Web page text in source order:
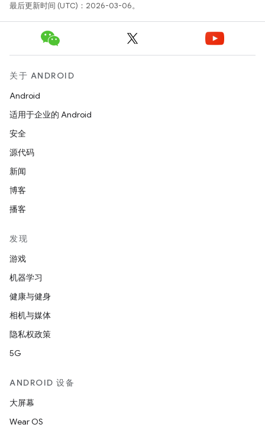
最后更新时间 (UTC)：2026-03-06。
关于 ANDROID
Android
适用于企业的 Android
安全
源代码
新闻
博客
播客
发现
游戏
机器学习
健康与健身
相机与媒体
隐私权政策
5G
ANDROID 设备
大屏幕
Wear OS